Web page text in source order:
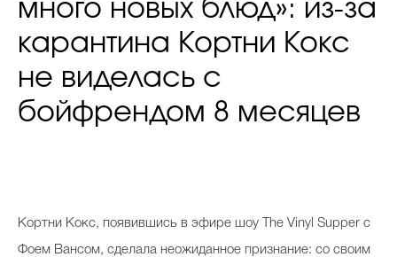
много новых блюд»: из-за
карантина Кортни Кокс
не виделась с
бойфрендом 8 месяцев
Кортни Кокс, появившись в эфире шоу The Vinyl Supper с
Фоем Вансом, сделала неожиданное признание: со своим